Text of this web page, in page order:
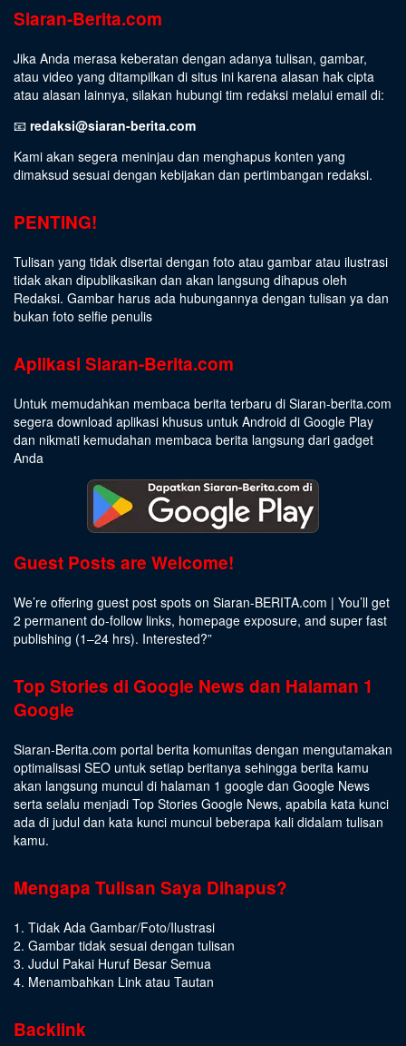
Siaran-Berita.com
Jika Anda merasa keberatan dengan adanya tulisan, gambar,
atau video yang ditampilkan di situs ini karena alasan hak cipta
atau alasan lainnya, silakan hubungi tim redaksi melalui email di:
📧 redaksi@siaran-berita.com
Kami akan segera meninjau dan menghapus konten yang
dimaksud sesuai dengan kebijakan dan pertimbangan redaksi.
PENTING!
Tulisan yang tidak disertai dengan foto atau gambar atau ilustrasi
tidak akan dipublikasikan dan akan langsung dihapus oleh
Redaksi. Gambar harus ada hubungannya dengan tulisan ya dan
bukan foto selfie penulis
Aplikasi Siaran-Berita.com
Untuk memudahkan membaca berita terbaru di Siaran-berita.com
segera download aplikasi khusus untuk Android di Google Play
dan nikmati kemudahan membaca berita langsung dari gadget
Anda
Guest Posts are Welcome!
We’re offering guest post spots on Siaran-BERITA.com | You’ll get
2 permanent do-follow links, homepage exposure, and super fast
publishing (1–24 hrs). Interested?”
Top Stories di Google News dan Halaman 1
Google
Siaran-Berita.com portal berita komunitas dengan mengutamakan
optimalisasi SEO untuk setiap beritanya sehingga berita kamu
akan langsung muncul di halaman 1 google dan Google News
serta selalu menjadi Top Stories Google News, apabila kata kunci
ada di judul dan kata kunci muncul beberapa kali didalam tulisan
kamu.
Mengapa Tulisan Saya Dihapus?
1. Tidak Ada Gambar/Foto/Ilustrasi
2. Gambar tidak sesuai dengan tulisan
3. Judul Pakai Huruf Besar Semua
4. Menambahkan Link atau Tautan
Backlink